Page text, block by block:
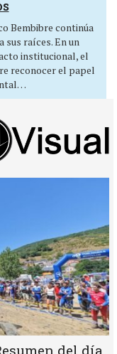
Bembibre continúa
sus raíces. En un
institucional, el
reconocer el papel
del día